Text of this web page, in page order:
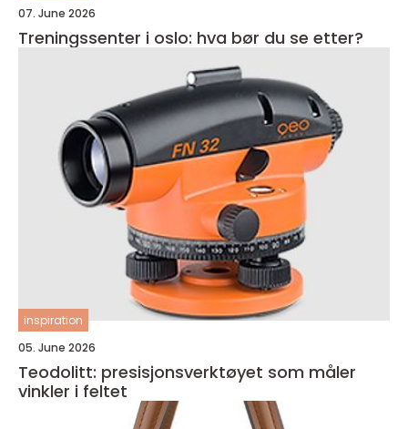
07. June 2026
Treningssenter i oslo: hva bør du se etter?
inspiration
05. June 2026
Teodolitt: presisjonsverktøyet som måler
vinkler i feltet